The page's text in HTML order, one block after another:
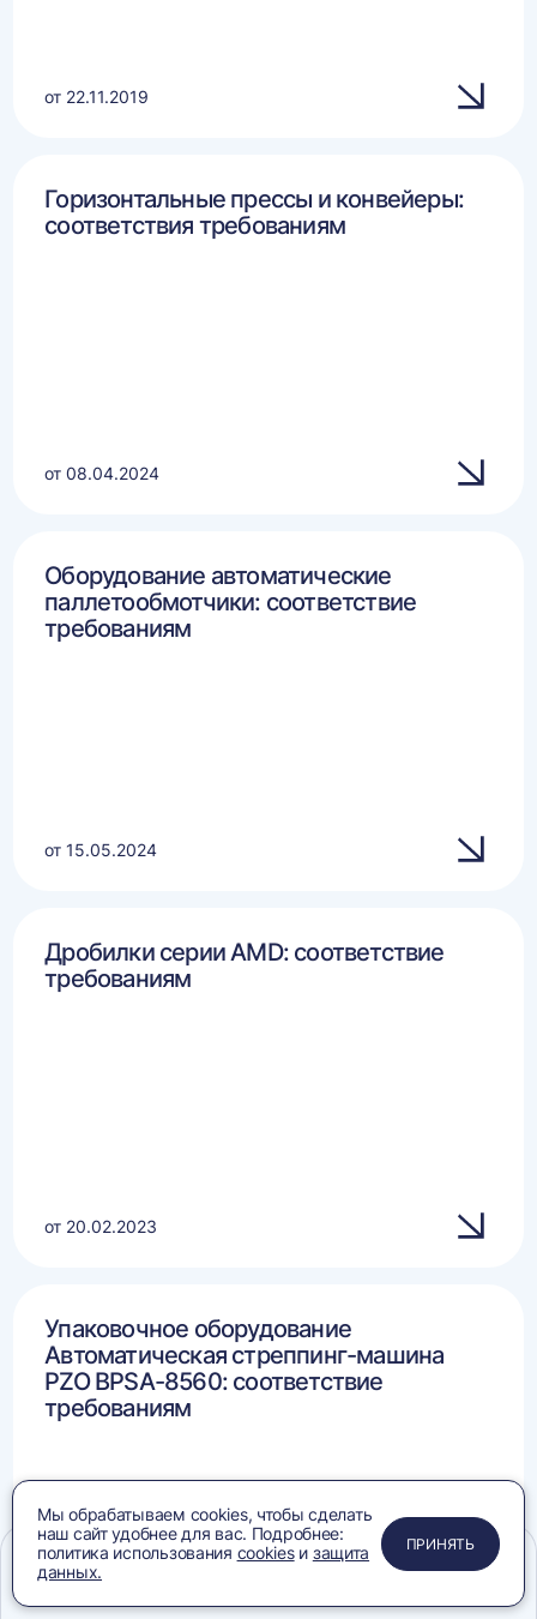
от 22.11.2019
Горизонтальные прессы и конвейеры:
соответствия требованиям
от 08.04.2024
Оборудование автоматические
паллетообмотчики: соответствие
требованиям
от 15.05.2024
Дробилки серии AMD: соответствие
требованиям
от 20.02.2023
Упаковочное оборудование
Автоматическая стреппинг-машина
PZO BPSA-8560: соответствие
требованиям
от 09.12.2024
ПРИМЕНИТЬ
ЗАКРЫТЬ
ЗАКРЫТЬ
ЗАКРЫТЬ
Мы обрабатываем cookies, чтобы сделать
наш сайт удобнее для вас. Подробнее:
политика использования cookiesи защита
данных.
ПРИНЯТЬ